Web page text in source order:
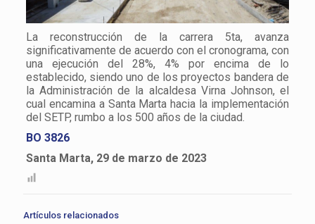
La reconstrucción de la carrera 5ta, avanza
significativamente de acuerdo con el cronograma, con
una ejecución del 28%, 4% por encima de lo
establecido, siendo uno de los proyectos bandera de
la Administración de la alcaldesa Virna Johnson, el
cual encamina a Santa Marta hacia la implementación
del SETP, rumbo a los 500 años de la ciudad.
BO 3826
Santa Marta, 29 de marzo de 2023
Artículos relacionados